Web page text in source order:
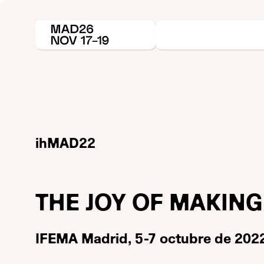
ihMAD22
THE JOY OF MAKING
IFEMA Madrid, 5-7 octubre de